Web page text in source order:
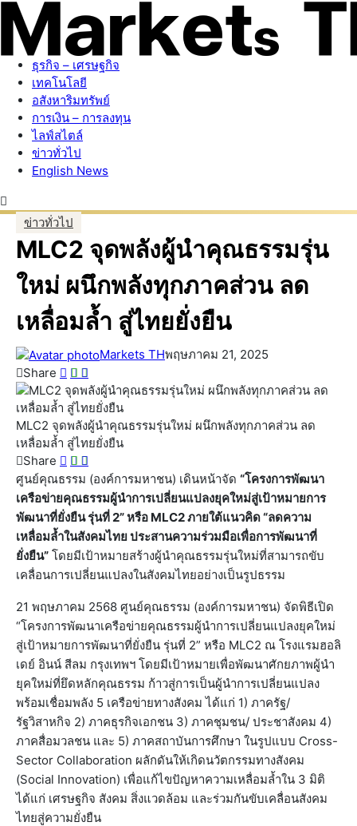
ธุรกิจ – เศรษฐกิจ
เทคโนโลยี
อสังหาริมทรัพย์
การเงิน – การลงทุน
ไลฟ์สไตล์
ข่าวทั่วไป
English News
ข่าวทั่วไป
MLC2 จุดพลังผู้นำคุณธรรมรุ่น
ใหม่ ผนึกพลังทุกภาคส่วน ลด
เหลื่อมล้ำ สู่ไทยยั่งยืน
Markets THพฤษภาคม 21, 2025
Share
MLC2 จุดพลังผู้นำคุณธรรมรุ่นใหม่ ผนึกพลังทุกภาคส่วน ลด
เหลื่อมล้ำ สู่ไทยยั่งยืน
Share
ศูนย์คุณธรรม (องค์การมหาชน) เดินหน้าจัด “โครงการพัฒนา
เครือข่ายคุณธรรมผู้นำการเปลี่ยนแปลงยุคใหม่สู่เป้าหมายการ
พัฒนาที่ยั่งยืน รุ่นที่2” หรือ MLC2 ภายใต้แนวคิด “ลดความ
เหลื่อมล้ำในสังคมไทย ประสานความร่วมมือเพื่อการพัฒนาที่
ยั่งยืน” โดยมีเป้าหมายสร้างผู้นำคุณธรรมรุ่นใหม่ที่สามารถขับ
เคลื่อนการเปลี่ยนแปลงในสังคมไทยอย่างเป็นรูปธรรม
21 พฤษภาคม 2568 ศูนย์คุณธรรม (องค์การมหาชน) จัดพิธีเปิด
“โครงการพัฒนาเครือข่ายคุณธรรมผู้นำการเปลี่ยนแปลงยุคใหม่
สู่เป้าหมายการพัฒนาที่ยั่งยืน รุ่นที่ 2” หรือ MLC2 ณ โรงแรมฮอลิ
เดย์ อินน์ สีลม กรุงเทพฯ โดยมีเป้าหมายเพื่อพัฒนาศักยภาพผู้นำ
ยุคใหม่ที่ยึดหลักคุณธรรม ก้าวสู่การเป็นผู้นำการเปลี่ยนแปลง
พร้อมเชื่อมพลัง 5 เครือข่ายทางสังคม ได้แก่ 1) ภาครัฐ/
รัฐวิสาหกิจ 2) ภาคธุรกิจเอกชน 3) ภาคชุมชน/ ประชาสังคม 4)
ภาคสื่อมวลชน และ 5) ภาคสถาบันการศึกษา ในรูปแบบ Cross-
Sector Collaboration ผลักดันให้เกิดนวัตกรรมทางสังคม
(Social Innovation) เพื่อแก้ไขปัญหาความเหลื่อมล้ำใน 3 มิติ
ได้แก่ เศรษฐกิจ สังคม สิ่งแวดล้อม และร่วมกันขับเคลื่อนสังคม
ไทยสู่ความยั่งยืน